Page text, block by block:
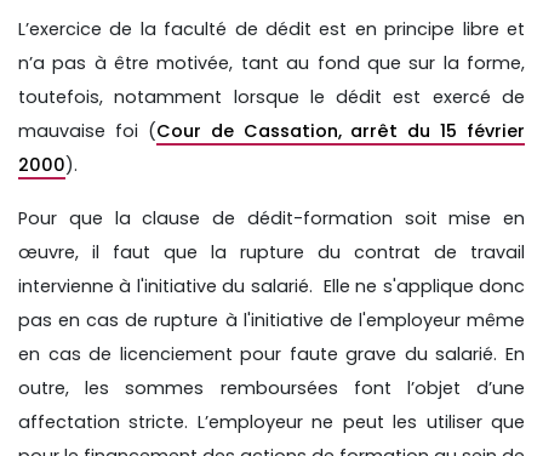
L’exercice de la faculté de dédit est en principe libre et
n’a pas à être motivée, tant au fond que sur la forme,
toutefois, notamment lorsque le dédit est exercé de
mauvaise foi (Cour de Cassation, arrêt du 15 février
2000).
Pour que la clause de dédit-formation soit mise en
œuvre, il faut que la rupture du contrat de travail
intervienne à l'initiative du salarié. Elle ne s'applique donc
pas en cas de rupture à l'initiative de l'employeur même
en cas de licenciement pour faute grave du salarié. En
outre, les sommes remboursées font l’objet d’une
affectation stricte. L’employeur ne peut les utiliser que